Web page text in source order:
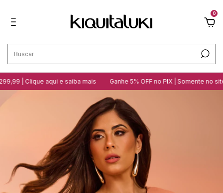
0
| Clique aqui e saiba mais Ganhe 5% OFF no PIX | Somente no site